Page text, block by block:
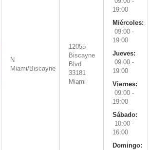
N
Miami/Biscayne
12055
Biscayne
Blvd
33181
Miami
19:00
Miércoles:
09:00 -
19:00
Jueves:
09:00 -
19:00
Viernes:
09:00 -
19:00
Sábado:
10:00 -
16:00
Domingo: